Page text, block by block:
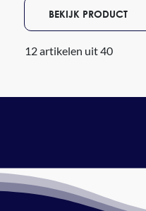
BEKIJK PRODUCT
12 artikelen uit 40